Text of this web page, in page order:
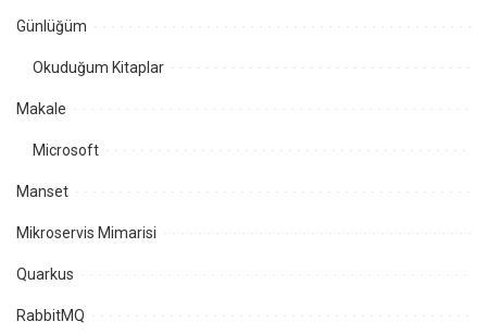
Günlüğüm
Okuduğum Kitaplar
Makale
Microsoft
Manset
Mikroservis Mimarisi
Quarkus
RabbitMQ